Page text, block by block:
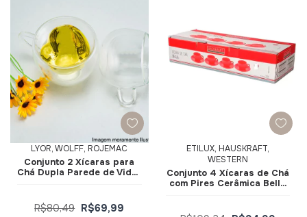
LYOR, WOLFF, ROJEMAC
Conjunto 2 Xícaras para
Chá Dupla Parede de Vidro
- Lyor
R$80,49 R$69,99
ETILUX, HAUSKRAFT,
WESTERN
Conjunto 4 Xícaras de Ch
com Pires Cerâmica Bella